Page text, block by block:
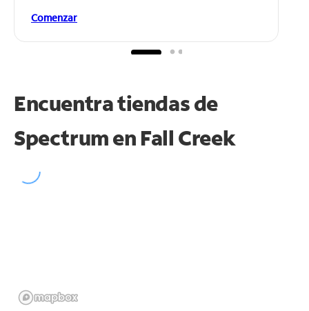
Comenzar
Encuentra tiendas de
Spectrum en Fall Creek